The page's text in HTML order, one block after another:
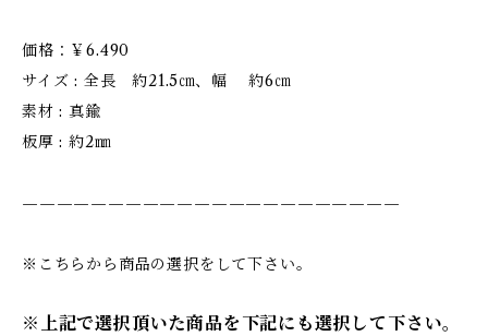
価格：￥6.490
サイズ : 全長 約21.5㎝、幅 約6㎝
素材 : 真鍮
板厚 : 約2㎜
——————————————————————
※こちらから商品の選択をして下さい。
※上記で選択頂いた商品を下記にも選択して下さい。